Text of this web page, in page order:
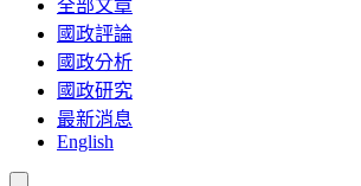
全部文章
國政評論
國政分析
國政研究
最新消息
English